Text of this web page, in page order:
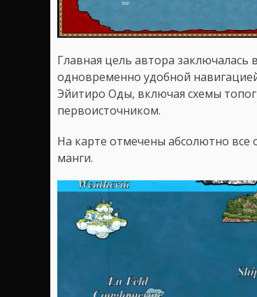
Главная цель автора
одновременно удобной
Эйитиро Оды, включая схемы
первоисточником.
На карте отмечены абсолютно все
манги.